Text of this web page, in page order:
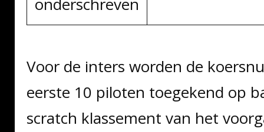
Voor de inters worden de
eerste 10 piloten toegekend op
scratch klassement van het